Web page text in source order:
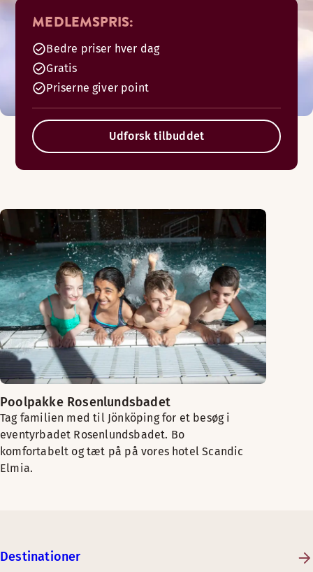
MEDLEMSPRIS:
Bedre priser hver dag
Gratis
Priserne giver point
Udforsk tilbuddet
Poolpakke Rosenlundsbadet
Tag familien med til Jönköping for et besøg i
eventyrbadet Rosenlundsbadet. Bo
komfortabelt og tæt på på vores hotel Scandic
Elmia.
Destinationer